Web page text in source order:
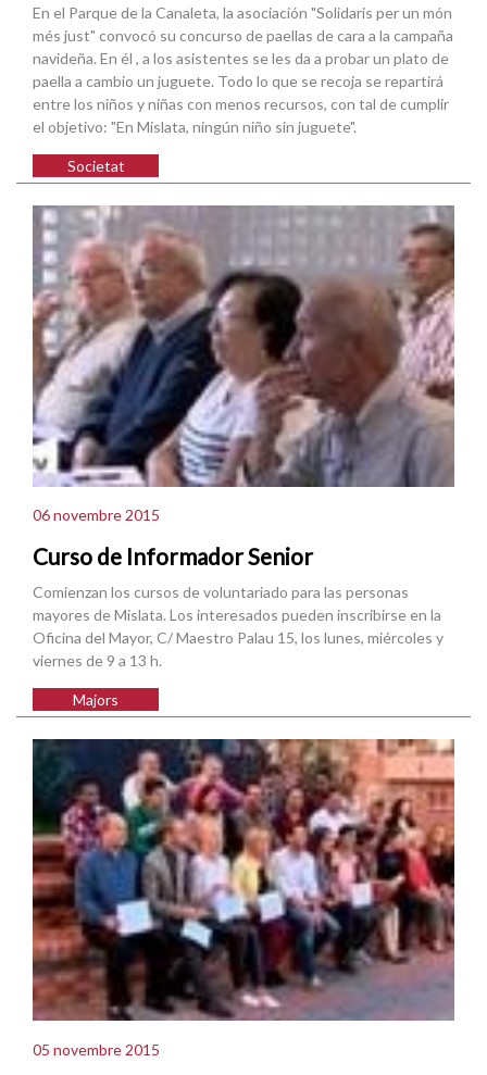
En el Parque de la Canaleta, la asociación "Solidaris per un món
més just" convocó su concurso de paellas de cara a la campaña
navideña. En él , a los asistentes se les da a probar un plato de
paella a cambio un juguete. Todo lo que se recoja se repartirá
entre los niños y niñas con menos recursos, con tal de cumplir
el objetivo: "En Mislata, ningún niño sin juguete".
Societat
06 novembre 2015
Curso de Informador Senior
Comienzan los cursos de voluntariado para las personas
mayores de Mislata. Los interesados pueden inscribirse en la
Oficina del Mayor, C/ Maestro Palau 15, los lunes, miércoles y
viernes de 9 a 13 h.
Majors
05 novembre 2015